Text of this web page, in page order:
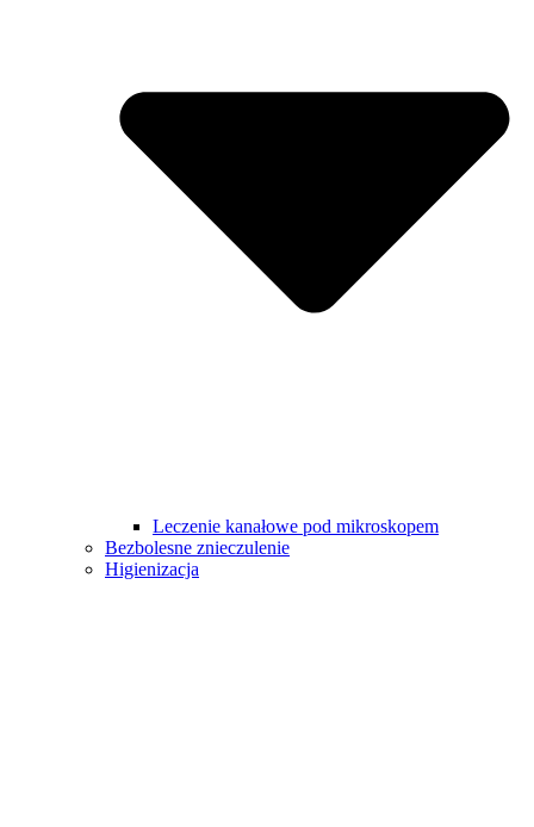
Leczenie kanałowe pod mikroskopem
Bezbolesne znieczulenie
Higienizacja